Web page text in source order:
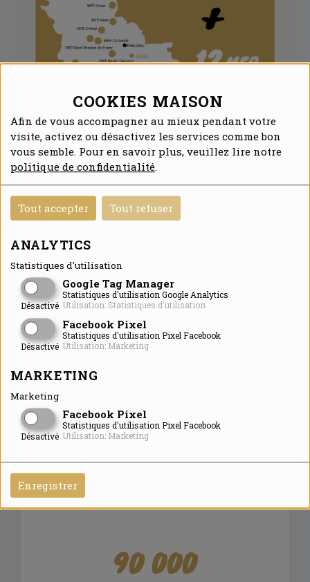
COOKIES MAISON
Afin de vous accompagner au mieux pendant votre
visite, activez ou désactivez les services comme bon
vous semble. Pour en savoir plus, veuillez lire notre
politique de confidentialité.
Tout accepter Tout refuser
ANALYTICS
Statistiques d'utilisation
Google Tag Manager
Désactivé
Statistiques d'utilisation Google Analytics
Utilisation: Statistiques d'utilisation
Facebook Pixel
Désactivé
Statistiques d'utilisation Pixel Facebook
Utilisation: Marketing
MARKETING
Marketing
Facebook Pixel
Désactivé
Statistiques d'utilisation Pixel Facebook
Utilisation: Marketing
Enregistrer
90 000